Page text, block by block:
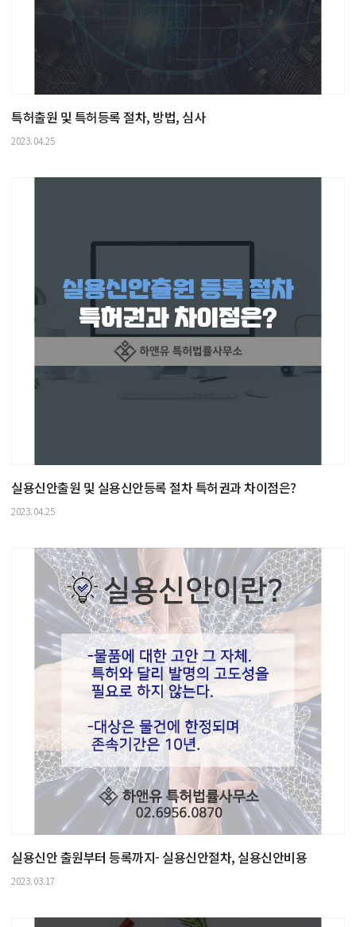
특허출원 및 특허등록 절차, 방법, 심사
2023.04.25
실용신안출원 및 실용신안등록 절차 특허권과 차이점은?
2023.04.25
실용신안 출원부터 등록까지- 실용신안절차, 실용신안비용
2023.03.17